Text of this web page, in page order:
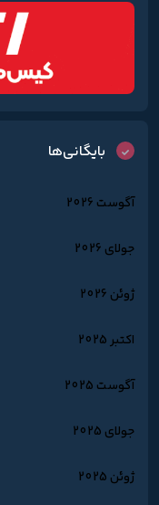
بایگانی‌ها
آگوست 2026
جولای 2026
ژوئن 2026
اکتبر 2025
آگوست 2025
جولای 2025
ژوئن 2025